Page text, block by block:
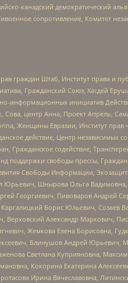
канадский демократический
сопротивление, Комитет
граждан Штаб, Институт права и
Гражданский Союз, Хасдей
информационных инициатив
центр Анна, Проект Апрель,
Женщины Евразии, Институт прав
действие, Центр независимых
Гражданское содействие,
поддержки свободы прессы,
Свободы Информации,
Юрьевич, Шнырова Ольга
Георгиевич, Пивоваров Андрей
Борис Юльевич, Созаев
Верховский Александр Маркович,
Жемкова Елена Борисовна,
Блинушов Андрей Юрьевич,
Светлана Куприяновна,
Кокорина Екатерина
Ирина Вячеславовна,